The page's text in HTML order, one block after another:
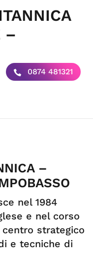
–
0874 481321
–
nel 1984
e nel corso
strategico
e tecniche di